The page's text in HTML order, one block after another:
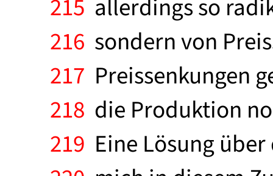
215 allerdings so
216 sondern von
217 Preissenkungen
218 die Produktion
219 Eine Lösung